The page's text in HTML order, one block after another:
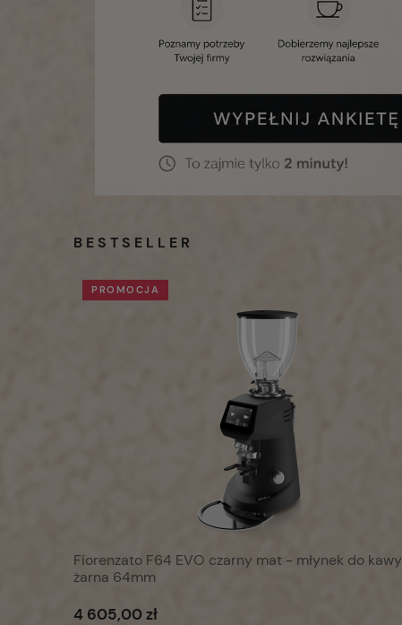
BESTSELLER
Fiorenzato F64 EVO czarny mat - młynek do kawy
żarna 64mm
4 605,00 zł